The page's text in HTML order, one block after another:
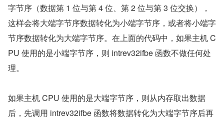
字节序（数据第 1 位与第 4 位、第 2 位与第 3 位交换），
这样会将大端字节序数据转化为小端字节序，或者将小端字
节序数据转化为大端字节序。在上面的代码中，如果主机 C
PU 使用的是小端字节序，则 intrev32ifbe 函数不做任何处
理。
如果主机 CPU 使用的是大端字节序，则从内存取出数据
后，先调用 intrev32ifbe 函数将数据转化为大端字节序后再